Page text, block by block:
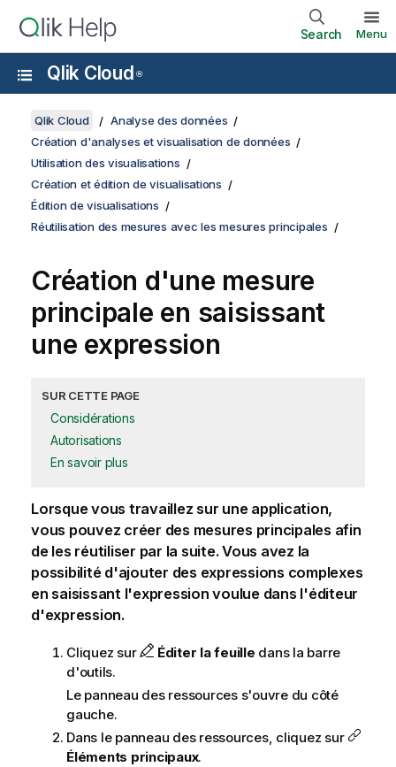
Search Menu
Qlik Cloud ®
Qlik Cloud
Analyse des données
Création d'analyses et visualisation de données
Utilisation des visualisations
Création et édition de visualisations
Édition de visualisations
Réutilisation des mesures avec les mesures principales
Création d'une mesure
principale en saisissant
une expression
SUR CETTE PAGE
Considérations
Autorisations
En savoir plus
Lorsque vous travaillez sur une application,
vous pouvez créer des mesures principales afin
de les réutiliser par la suite. Vous avez la
possibilité d'ajouter des expressions complexes
en saisissant l'expression voulue dans l'éditeur
d'expression.
Cliquez sur Éditer la feuille dans la barre
d'outils.
Le panneau des ressources s'ouvre du côté
gauche.
Dans le panneau des ressources, cliquez sur
Éléments principaux.